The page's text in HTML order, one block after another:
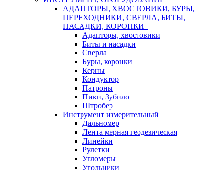
АДАПТОРЫ, ХВОСТОВИКИ, БУРЫ,
ПЕРЕХОДНИКИ, СВЕРЛА, БИТЫ,
НАСАДКИ, КОРОНКИ
Адапторы, хвостовики
Биты и насадки
Сверла
Буры, коронки
Керны
Кондуктор
Патроны
Пики, Зубило
Штробер
Инструмент измерительный
Дальномер
Лента мерная геодезическая
Линейки
Рулетки
Угломеры
Угольники